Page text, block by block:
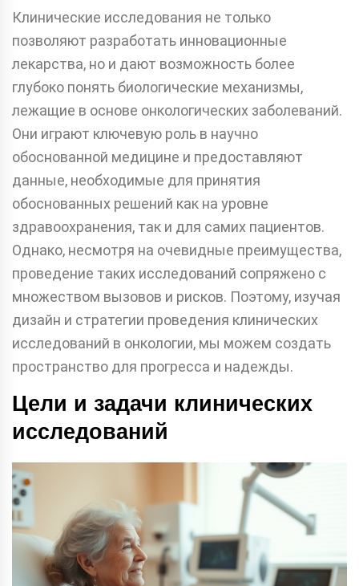
Клинические исследования не только
позволяют разработать инновационные
лекарства, но и дают возможность более
глубоко понять биологические механизмы,
лежащие в основе онкологических заболеваний.
Они играют ключевую роль в научно
обоснованной медицине и предоставляют
данные, необходимые для принятия
обоснованных решений как на уровне
здравоохранения, так и для самих пациентов.
Однако, несмотря на очевидные преимущества,
проведение таких исследований сопряжено с
множеством вызовов и рисков. Поэтому, изучая
дизайн и стратегии проведения клинических
исследований в онкологии, мы можем создать
пространство для прогресса и надежды.
Цели и задачи клинических
исследований